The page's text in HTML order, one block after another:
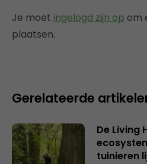
Je moet ingelogd zijn op om
plaatsen.
Gerelateerde
De Living
tuinieren